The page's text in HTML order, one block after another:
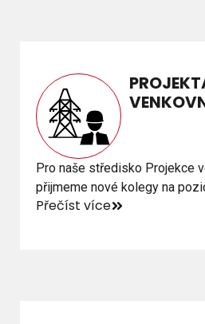
Pro naše středisko Projekce
přijmeme nové kolegy na
Přečíst více
Pro naše středisko Projekce
přijmeme nové kolegy na
Přečíst více